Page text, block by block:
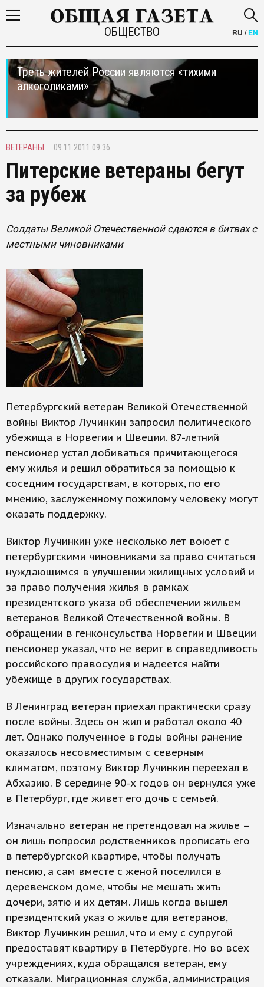
ОБЩЕСТВО RU /EN
Треть жителей России являются «тихими
алкоголиками»
ВЕТЕРАНЫ 09.11.2011 09:36
Питерские ветераны бегут
за рубеж
Солдаты Великой Отечественной сдаются в битвах с
местными чиновниками
Петербургский ветеран Великой Отечественной
войны Виктор Лучинкин запросил политического
убежища в Норвегии и Швеции. 87-летний
пенсионер устал добиваться причитающегося
ему жилья и решил обратиться за помощью к
соседним государствам, в которых, по его
мнению, заслуженному пожилому человеку могут
оказать поддержку.
Виктор Лучинкин уже несколько лет воюет с
петербургскими чиновниками за право считаться
нуждающимся в улучшении жилищных условий и
за право получения жилья в рамках
президентского указа об обеспечении жильем
ветеранов Великой Отечественной войны. В
обращении в генконсульства Норвегии и Швеции
пенсионер указал, что не верит в справедливость
российского правосудия и надеется найти
убежище в других государствах.
В Ленинград ветеран приехал практически сразу
после войны. Здесь он жил и работал около 40
лет. Однако полученное в годы войны ранение
оказалось несовместимым с северным
климатом, поэтому Виктор Лучинкин переехал в
Абхазию. В середине 90-х годов он вернулся уже
в Петербург, где живет его дочь с семьей.
Изначально ветеран не претендовал на жилье –
он лишь попросил родственников прописать его
в петербургской квартире, чтобы получать
пенсию, а сам вместе с женой поселился в
деревенском доме, чтобы не мешать жить
дочери, зятю и их детям. Лишь когда вышел
президентский указ о жилье для ветеранов,
Виктор Лучинкин решил, что и ему с супругой
предоставят квартиру в Петербурге. Но во всех
учреждениях, куда обращался ветеран, ему
отказали. Миграционная служба, администрация